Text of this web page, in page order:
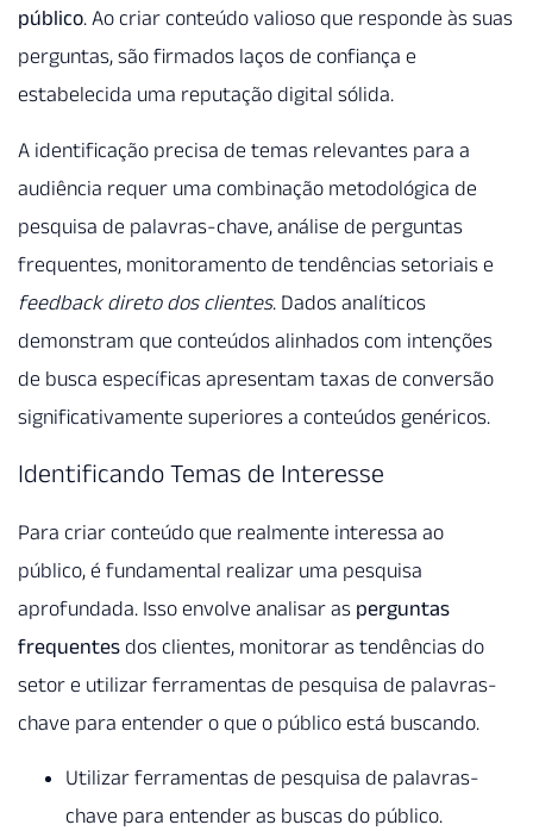
público. Ao criar conteúdo valioso que responde às suas
perguntas, são firmados laços de confiança e
estabelecida uma reputação digital sólida.
A identificação precisa de temas relevantes para a
audiência requer uma combinação metodológica de
pesquisa de palavras-chave, análise de perguntas
frequentes, monitoramento de tendências setoriais e
feedback direto dos clientes. Dados analíticos
demonstram que conteúdos alinhados com intenções
de busca específicas apresentam taxas de conversão
significativamente superiores a conteúdos genéricos.
Identificando Temas de Interesse
Para criar conteúdo que realmente interessa ao
público, é fundamental realizar uma pesquisa
aprofundada. Isso envolve analisar as perguntas
frequentes dos clientes, monitorar as tendências do
setor e utilizar ferramentas de pesquisa de palavras-
chave para entender o que o público está buscando.
Utilizar ferramentas de pesquisa de palavras-
chave para entender as buscas do público.